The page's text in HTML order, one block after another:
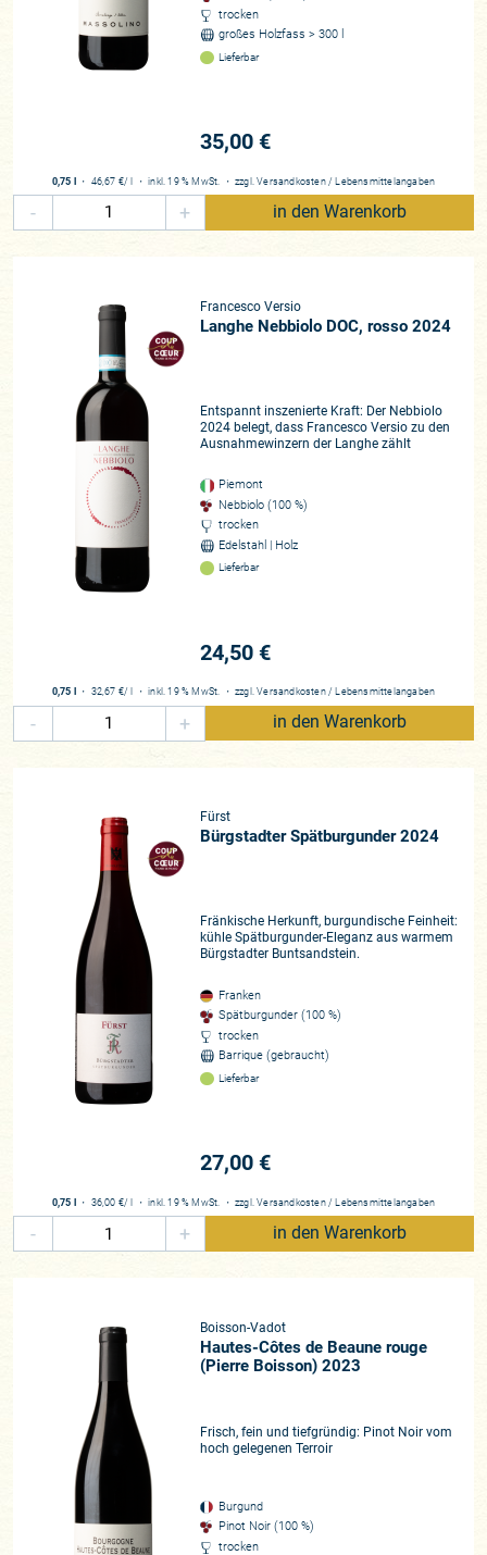
trocken
großes Holzfass > 300 l
Lieferbar
35,00 €
0,75 l ・ 46,67 €/ l ・inkl. 19 % MwSt. ・ zzgl.Versandkosten / Lebensmittelangaben
- + in den Warenkorb
Francesco Versio
Langhe Nebbiolo DOC, rosso 2024
Entspannt inszenierte Kraft: Der Nebbiolo
2024 belegt, dass Francesco Versio zu den
Ausnahmewinzern der Langhe zählt
Piemont
Nebbiolo (100 %)
trocken
Edelstahl | Holz
Lieferbar
24,50 €
0,75 l ・ 32,67 €/ l ・inkl. 19 % MwSt. ・ zzgl.Versandkosten / Lebensmittelangaben
- + in den Warenkorb
Fürst
Bürgstadter Spätburgunder 2024
Fränkische Herkunft, burgundische Feinheit:
kühle Spätburgunder-Eleganz aus warmem
Bürgstadter Buntsandstein.
Franken
Spätburgunder (100 %)
trocken
Barrique (gebraucht)
Lieferbar
27,00 €
0,75 l ・ 36,00 €/ l ・inkl. 19 % MwSt. ・ zzgl.Versandkosten / Lebensmittelangaben
- + in den Warenkorb
Boisson-Vadot
Hautes-Côtes de Beaune rouge
(Pierre Boisson) 2023
Frisch, fein und tiefgründig: Pinot Noir vom
hoch gelegenen Terroir
Burgund
Pinot Noir (100 %)
trocken